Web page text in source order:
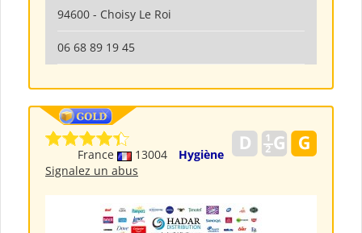
94600 - Choisy Le Roi
06 68 89 19 45
France 13004
Hygiène
Signalez un abus